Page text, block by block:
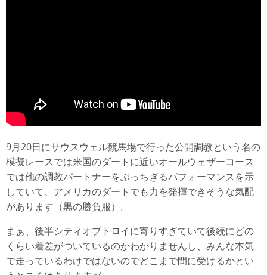
9月20日にサウスウェル競馬場で行った公開調教という名の
模擬レースでは米国のダートに近いオールウェザーコース
では他の調教パートナーをぶっちぎるパフォーマンスを示
していて、アメリカのダートでも力を発揮できそうな気配
があります（黒の勝負服）。
まぁ、後半シティオブトロイに寄りすぎていて後続にどの
くらい着差がついているのかわかりませんし、みんな本気
で走っているわけではないのでどこまで間に受けるかとい